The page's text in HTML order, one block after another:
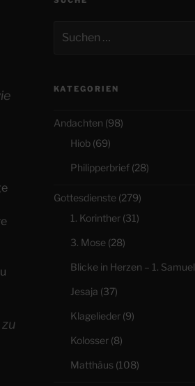
nach:
KATEGORIEN
Andachten (98)
Hiob(69)
Philipperbrief(28)
Gottesdienste(279)
1. Korinther(31)
3. Mose(28)
Blicke in Herzen – 1. Samuel
Jesaja (37)
Klagelieder(9)
Kolosser(8)
Matthäus(108)